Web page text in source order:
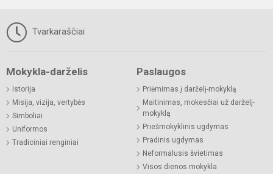
Tvarkaraščiai
Mokykla-darželis
Istorija
Misija, vizija, vertybės
Simboliai
Uniformos
Tradiciniai renginiai
Paslaugos
Priėmimas į darželį-mokyklą
Maitinimas, mokesčiai už darželį-
mokyklą
Priešmokyklinis ugdymas
Pradinis ugdymas
Neformalusis švietimas
Visos dienos mokykla